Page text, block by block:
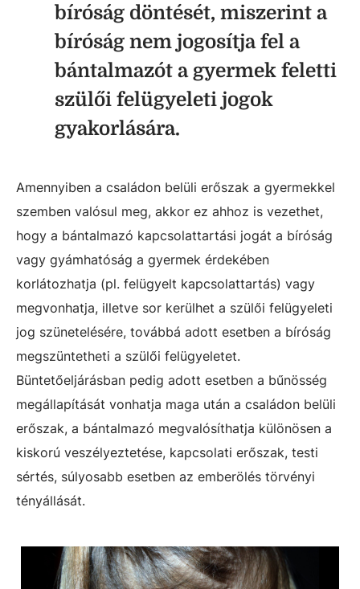
bíróság döntését, miszerint a
bíróság nem jogosítja fel a
bántalmazót a gyermek feletti
szülői felügyeleti jogok
gyakorlására.
Amennyiben a családon belüli erőszak a gyermekkel
szemben valósul meg, akkor ez ahhoz is vezethet,
hogy a bántalmazó kapcsolattartási jogát a bíróság
vagy gyámhatóság a gyermek érdekében
korlátozhatja (pl. felügyelt kapcsolattartás) vagy
megvonhatja, illetve sor kerülhet a szülői felügyeleti
jog szünetelésére, továbbá adott esetben a bíróság
megszüntetheti a szülői felügyeletet.
Büntetőeljárásban pedig adott esetben a bűnösség
megállapítását vonhatja maga után a családon belüli
erőszak, a bántalmazó megvalósíthatja különösen a
kiskorú veszélyeztetése, kapcsolati erőszak, testi
sértés, súlyosabb esetben az emberölés törvényi
tényállását.